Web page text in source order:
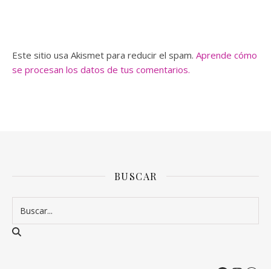
Este sitio usa Akismet para reducir el spam. Aprende cómo
se procesan los datos de tus comentarios.
BUSCAR